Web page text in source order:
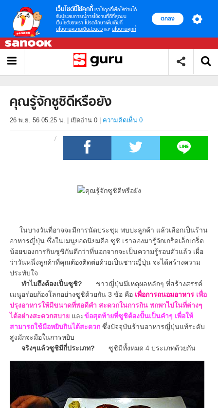
เว็บไซต์นี้ใช้คุกกี้ เราใช้คุกกี้เพื่อให้ท่านได้
รับประสบการณ์การใช้งานที่ดีที่สุดบน
เว็บไซต์ของเรา โปรดศึกษาเพิ่มเติมที่
นโยบายความเป็นส่วนตัว และ นโยบายคุกกี้
ตกลง
คุณรู้จักซูชิดีหรือยัง
26 พ.ย. 56 05.25 น. เปิดอ่าน 0 ความคิดเห็น 0
ในบางวันที่อาจจะมีการนัดประชุม พบปะลูกค้า แล้วเลือกเป็นร้าน
อาหารญี่ปุ่น ซึ่งในเมนูยอดนิยมคือ ซูชิ เราลองมารู้จักเกร็ดเล็กเกร็ด
น้อยของการกินซูชิกันดีกว่าที่นอกจากจะเป็นความรู้รอบตัวแล้ว เผื่อ
ว่าวันหนึ่งลูกค้าที่คุณต้องติดต่อด้วยเป็นชาวญี่ปุ่น จะได้สร้างความ
ประทับใจ
ทำไมถึงต้องเป็นซูชิ? ชาวญี่ปุ่นมีเหตุผลหลักๆ ที่สร้างสรรค์
เมนูอร่อยก้องโลกอย่างซูชิด้วยกัน 3 ข้อ คือ เพื่อการถนอมอาหาร เพื่อ
ปรุงอาหารให้มีขนาดที่พอดีคำ สะดวกในการกิน พกพาไปในที่ต่างๆ
ได้อย่างสะดวกสบาย และข้อสุดท้ายที่ซูชิต้องปั้นเป็นคำๆ เพื่อให้
สามารถใช้มือหยิบกินได้สะดวก ซึ่งปัจจุบันร้านอาหารญี่ปุ่นแท้ระดับ
สูงมักจะมือในการหยิบ
จริงๆแล้วซูชิมีกี่ประเภท? ซูชิมีทั้งหมด 4 ประเภทด้วยกัน